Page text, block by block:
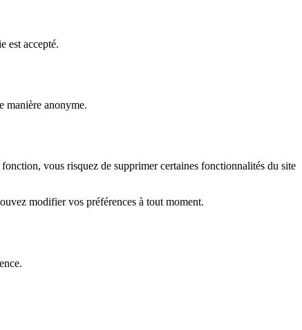
est accepté.
manière anonyme.
vous risquez de supprimer certaines fonctionnalités du site
modifier vos préférences à tout moment.